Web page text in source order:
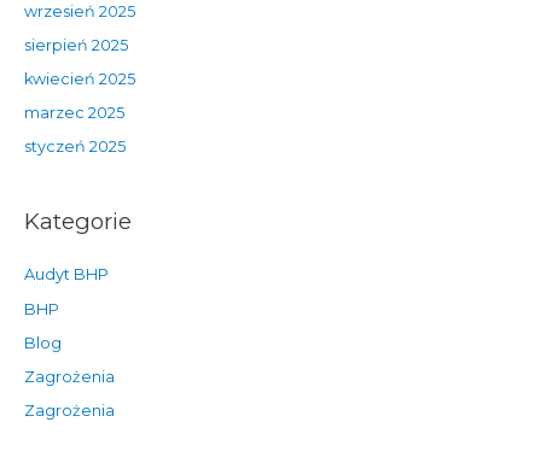
wrzesień 2025
sierpień 2025
kwiecień 2025
marzec 2025
styczeń 2025
Kategorie
Audyt BHP
BHP
Blog
Zagrożenia
Zagrożenia